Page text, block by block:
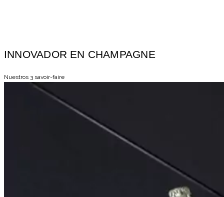
INNOVADOR EN CHAMPAGNE
Nuestros 3 savoir-faire